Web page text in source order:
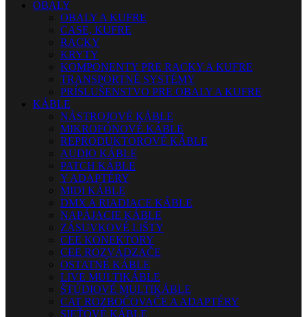
OBALY
OBALY A KUFRE
CASE, KUFRE
RACKY
KRYTY
KOMPONENTY PRE RACKY A KUFRE
TRANSPORTNÉ SYSTÉMY
PRÍSLUŠENSTVO PRE OBALY A KUFRE
KÁBLE
NÁSTROJOVÉ KÁBLE
MIKROFÓNOVÉ KÁBLE
REPRODUKTOROVÉ KÁBLE
AUDIO KÁBLE
PATCH KÁBLE
Y ADAPTÉRY
MIDI KÁBLE
DMX A RIADIACE KÁBLE
NAPÁJACIE KÁBLE
ZÁSUVKOVÉ LIŠTY
CEE KONEKTORY
CEE ROZVÁDZAČE
OSTATNÉ KÁBLE
LIVE MULTIKÁBLE
ŠTÚDIOVÉ MULTIKÁBLE
CAT ROZBOČOVAČE A ADAPTÉRY
SIEŤOVÉ KÁBLE